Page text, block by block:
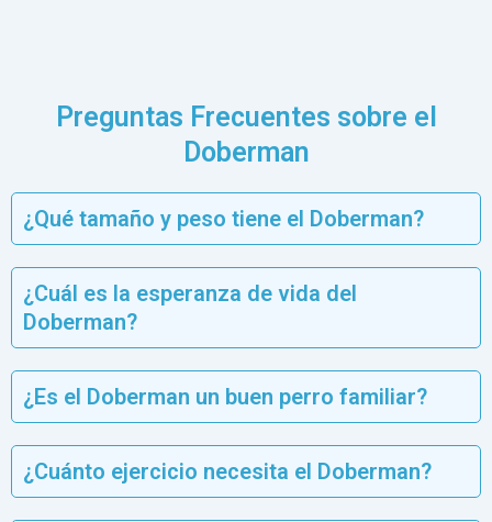
Preguntas Frecuentes sobre el
Doberman
¿Qué tamaño y peso tiene el Doberman?
¿Cuál es la esperanza de vida del
Doberman?
¿Es el Doberman un buen perro familiar?
¿Cuánto ejercicio necesita el Doberman?